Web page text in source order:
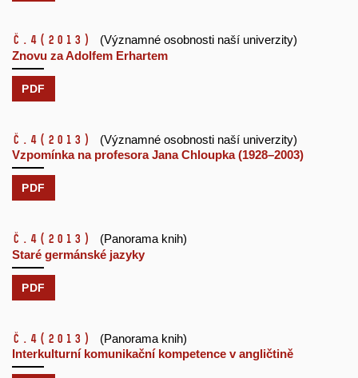
č.4 (2013)
(Významné osobnosti naší univerzity)
Znovu za Adolfem Erhartem
PDF
č.4 (2013)
(Významné osobnosti naší univerzity)
Vzpomínka na profesora Jana Chloupka (1928–2003)
PDF
č.4 (2013)
(Panorama knih)
Staré germánské jazyky
PDF
č.4 (2013)
(Panorama knih)
Interkulturní komunikační kompetence v angličtině